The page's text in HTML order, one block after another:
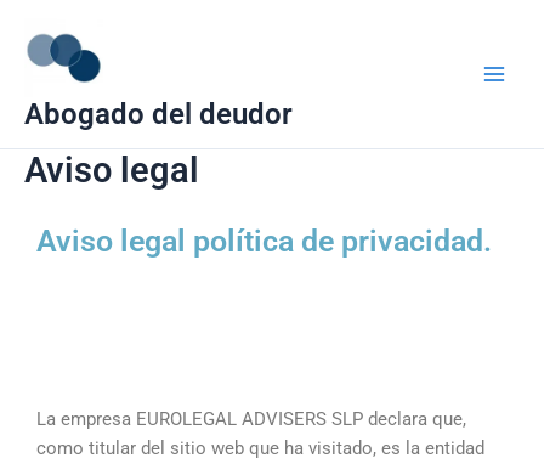
contenido
Abogado del deudor
Aviso legal
Aviso legal política de privacidad.
La empresa EUROLEGAL ADVISERS SLP declara que,
como titular del sitio web que ha visitado, es la entidad